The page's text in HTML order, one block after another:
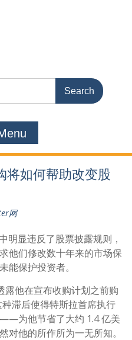
如何帮助改变股
网
明显违反了股票披露规则，
他们修改数十年来的市场保
能保护投资者。
露他在宣布收购计划之前购
滞后使得特斯拉首席执行
为他节省了大约 1.4 亿美
他的所作所为一无所知。